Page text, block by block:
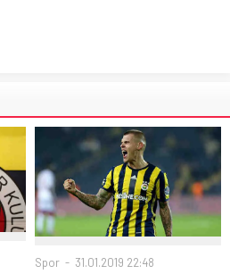
Spor 31.01.2019 22:48